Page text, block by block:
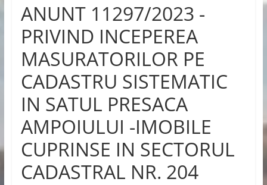
ANUNT 11297/2023 -
PRIVIND INCEPEREA
MASURATORILOR PE
CADASTRU SISTEMATIC
IN SATUL PRESACA
AMPOIULUI -IMOBILE
CUPRINSE IN SECTORUL
CADASTRAL NR. 204